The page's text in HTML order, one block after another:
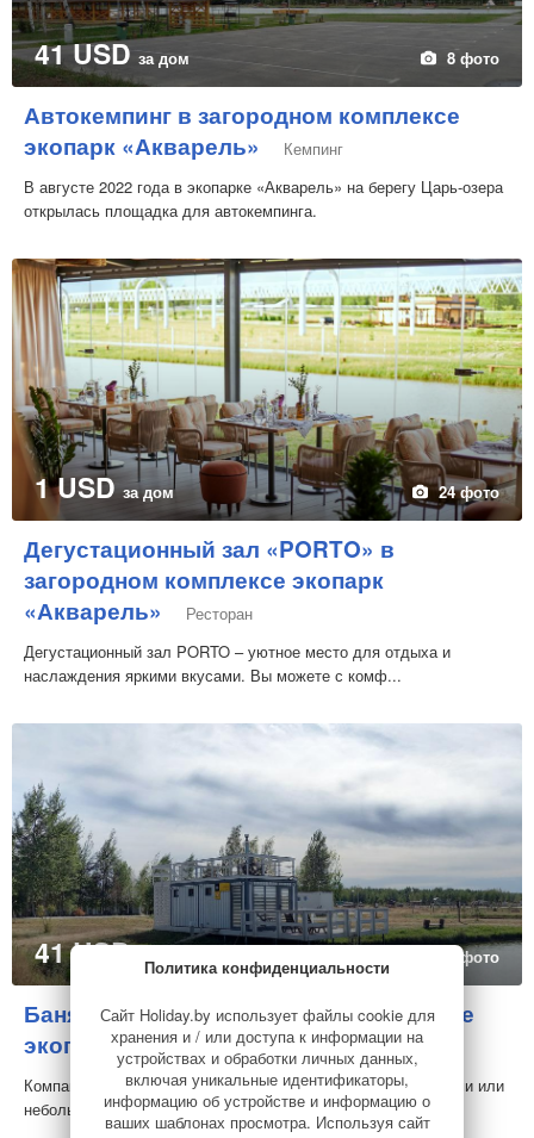
41 USDза дом 8 фото
Автокемпинг в загородном комплексе
экопарк «Акварель»
Кемпинг
В августе 2022 года в экопарке «Акварель» на берегу Царь-озера
открылась площадка для автокемпинга.
1 USDза дом 24 фото
Дегустационный зал «PORTO» в
загородном комплексе экопарк
«Акварель»
Ресторан
Дегустационный зал PORTO – уютное место для отдыха и
наслаждения яркими вкусами. Вы можете с комф...
41 USD за дом 20 фото
Баня на плаву в загородном комплексе
экопарк «Акварель»
Баня
Компактная, уютная баня для пары, молодой семьи с детьми или
небольшой компании. В бане можно хор...
Политика конфиденциальности
Сайт Holiday.by использует файлы cookie для
хранения и / или доступа к информации на
устройствах и обработки личных данных,
включая уникальные идентификаторы,
информацию об устройстве и информацию о
ваших шаблонах просмотра. Используя сайт